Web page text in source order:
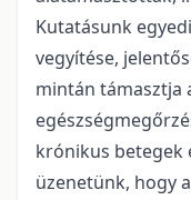
Kutatásunk
vegyítése,
mintán támasztja
krónikus betegek
üzenetünk, hogy